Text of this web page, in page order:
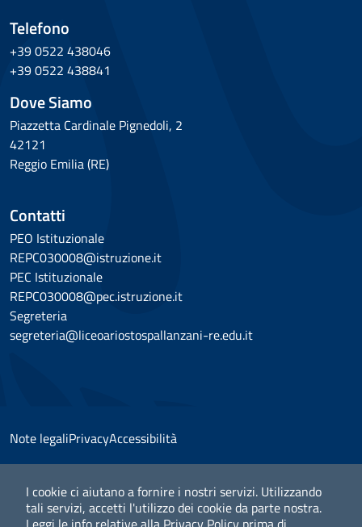
Telefono
+39 0522 438046
+39 0522 438841
Dove Siamo
Piazzetta Cardinale Pignedoli, 2
42121
Reggio Emilia (RE)
Contatti
PEO Istituzionale
REPC030008@istruzione.it
PEC Istituzionale
REPC030008@pec.istruzione.it
Segreteria
segreteria@liceoariostospallanzani-re.edu.it
Note legaliPrivacyAccessibilità
© 2025 Liceo Classico Scientifico "Ariosto Spallanzani" -
I cookie ci aiutano a fornire i nostri servizi. Utilizzando
tali servizi, accetti l'utilizzo dei cookie da parte nostra.